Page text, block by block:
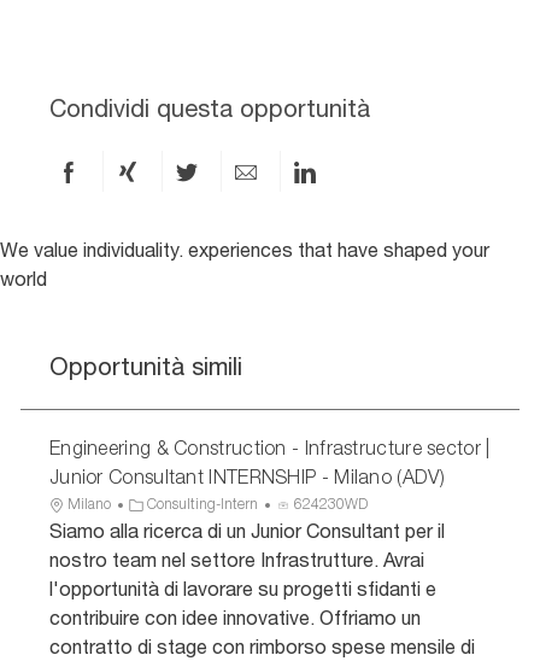
Condividi questa opportunità
Condividi
Facebook
Condividi
xing
Condividi
X
Condividi
e-
Condividi
LinkedIn
We value individuality. experiences that have shaped your
world
Opportunità simili
Engineering & Construction - Infrastructure sector |
Junior Consultant INTERNSHIP - Milano (ADV)
U
b
a
z
i
Milano
C
a
g
o
r
Consulting-Intern
D
a
n
u
n
624230WD
Siamo alla ricerca di un Junior Consultant per il
nostro team nel settore Infrastrutture. Avrai
l'opportunità di lavorare su progetti sfidanti e
contribuire con idee innovative. Offriamo un
contratto di stage con rimborso spese mensile di